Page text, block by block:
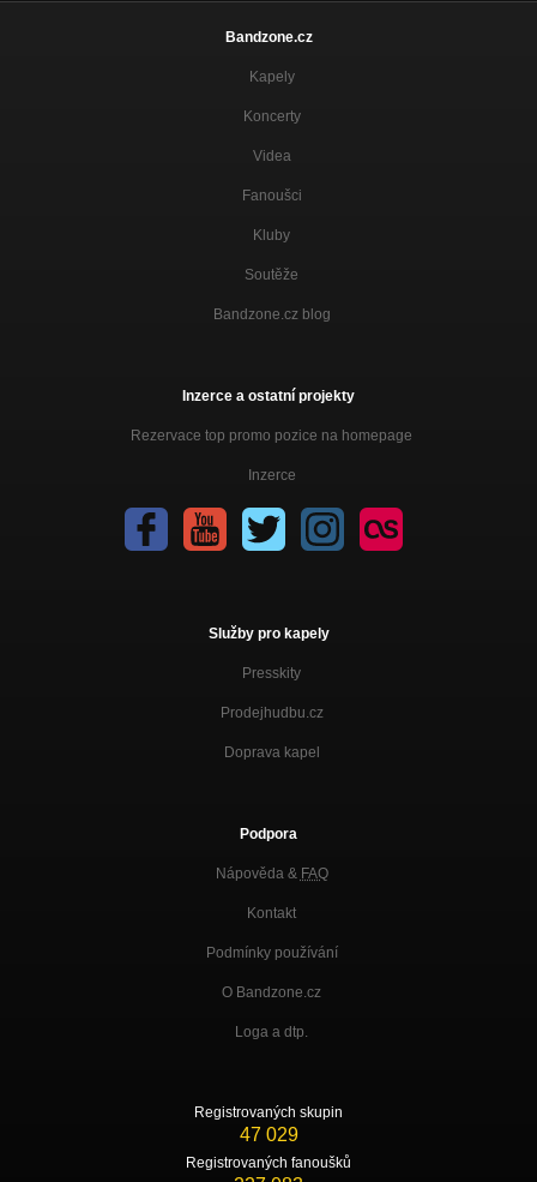
Bandzone.cz
Kapely
Koncerty
Videa
Fanoušci
Kluby
Soutěže
Bandzone.cz blog
Inzerce a ostatní projekty
Rezervace top promo pozice na homepage
Inzerce
Služby pro kapely
Presskity
Prodejhudbu.cz
Doprava kapel
Podpora
Nápověda & FAQ
Kontakt
Podmínky používání
O Bandzone.cz
Loga a dtp.
Registrovaných skupin
47 029
Registrovaných fanoušků